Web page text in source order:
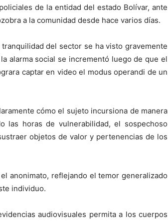
de la entidad del estado Bolívar, ante
a la comunidad desde hace varios días.
del sector se ha visto gravemente
alarma social se incrementó luego de que el
captar en video el modus operandi de un
cómo el sujeto incursiona de manera
las horas de vulnerabilidad, el sospechoso
objetos de valor y pertenencias de los
anonimato, reflejando el temor generalizado
individuo.
audiovisuales permita a los cuerpos